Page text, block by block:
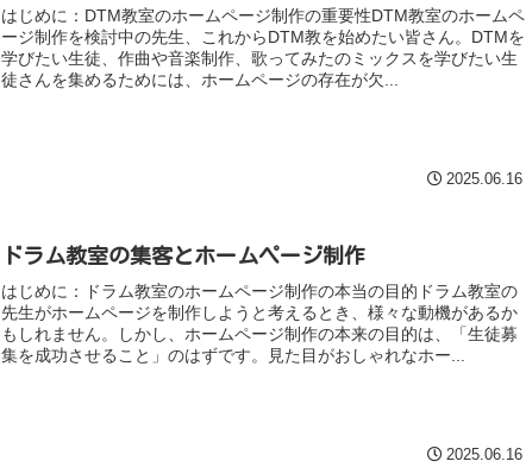
はじめに：DTM教室のホームページ制作の重要性DTM教室のホームペ
ージ制作を検討中の先生、これからDTM教を始めたい皆さん。DTMを
学びたい生徒、作曲や音楽制作、歌ってみたのミックスを学びたい生
徒さんを集めるためには、ホームページの存在が欠...
2025.06.16
ドラム教室の集客とホームページ制作
はじめに：ドラム教室のホームページ制作の本当の目的ドラム教室の
先生がホームページを制作しようと考えるとき、様々な動機があるか
もしれません。しかし、ホームページ制作の本来の目的は、「生徒募
集を成功させること」のはずです。見た目がおしゃれなホー...
2025.06.16